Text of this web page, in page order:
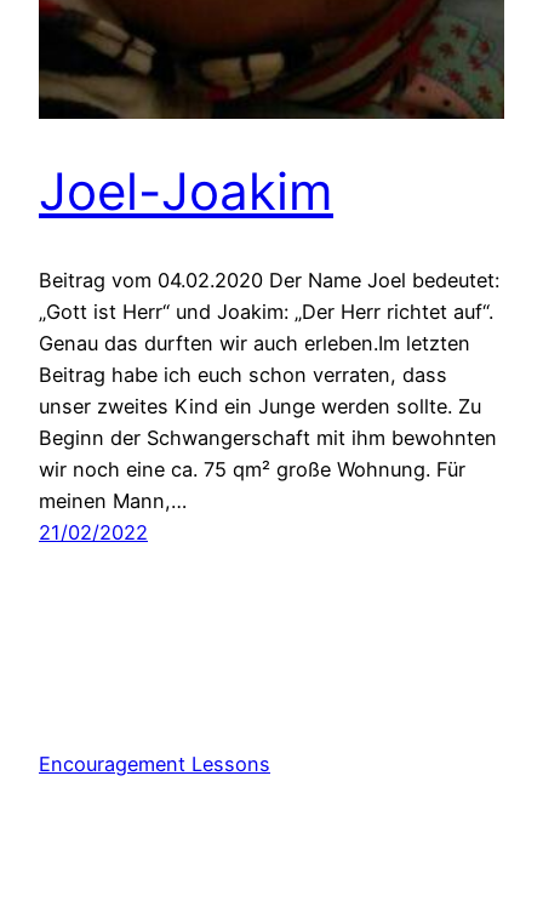
Joel-Joakim
Beitrag vom 04.02.2020 Der Name Joel bedeutet:
„Gott ist Herr“ und Joakim: „Der Herr richtet auf“.
Genau das durften wir auch erleben.Im letzten
Beitrag habe ich euch schon verraten, dass
unser zweites Kind ein Junge werden sollte. Zu
Beginn der Schwangerschaft mit ihm bewohnten
wir noch eine ca. 75 qm² große Wohnung. Für
meinen Mann,…
21/02/2022
Encouragement Lessons